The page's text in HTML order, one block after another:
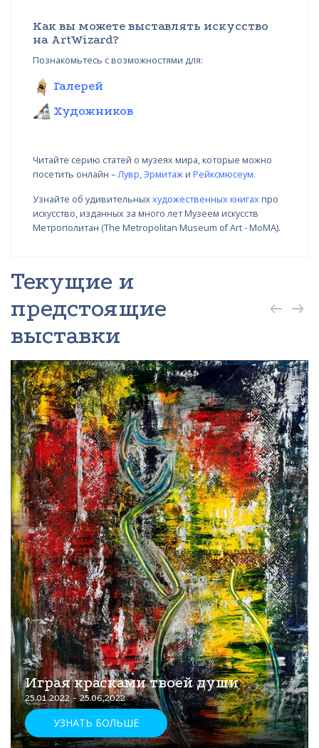
Как вы можете выставлять искусство
на ArtWizard?
Познакомьтесь с возможностями для:
Галерей
Художников
Читайте серию статей о музеях мира, которые можно
посетить онлайн –Лувр,Эрмитажи Рейксмюсеум.
Узнайте об удивительных художественных книгах про
искусство, изданных за много лет Музеем искусств
Метрополитан (The Metropolitan Museum of Art - MoMA).
Текущие и
предстоящие
выставки
Играя красками твоей души
25.01.2022 - 25.06.2022
УЗНАТЬ БОЛЬШЕ